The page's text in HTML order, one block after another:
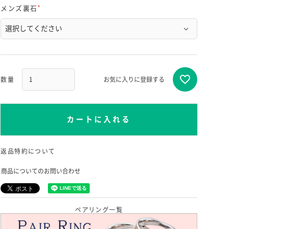
メンズ裏石
須
)
お気に入りに登録する
カートに入れる
返品特約について
商品についてのお問い合わせ
ペアリング一覧